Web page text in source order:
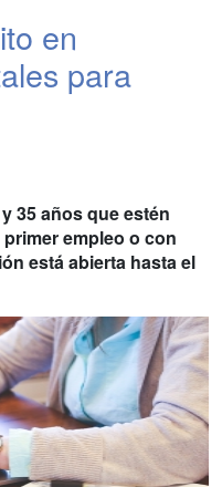
en
para
35 años que estén
empleo o con
está abierta hasta el